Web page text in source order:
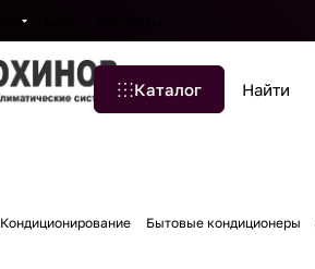
Каталог
Кондиционирование Бытовые кондиционеры